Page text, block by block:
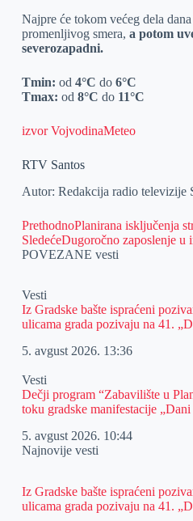
p
p
lNajpre će tokom većeg dela
promenljivog smera, a potom
severozapadni.
Tmin: od 4°C do 6°C
Tmax: od 8°C do 11°C
izvor VojvodinaMeteo
RTV Santos
Autor: Redakcija radio televizije
PrethodnoPlanirana isključenja
SledećeDugoročno zaposlenje u
POVEZANE vesti
Vesti
Iz Gradske bašte ispraćeni
ulicama grada pozivaju na 41.
5. avgust 2026. 13:36
Vesti
Dečji program “Zabavilište u
toku gradske manifestacije
5. avgust 2026. 10:44
Najnovije vesti
Iz Gradske bašte ispraćeni
ulicama grada pozivaju na 41.